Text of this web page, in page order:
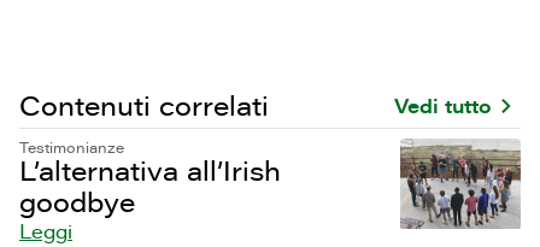
Contenuti correlati Vedi tutto
Testimonianze
L’alternativa all’Irish
goodbye
Leggi